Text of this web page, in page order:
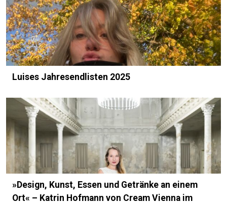
Luises Jahresendlisten 2025
»Design, Kunst, Essen und Getränke an einem
Ort« – Katrin Hofmann von Cream Vienna im